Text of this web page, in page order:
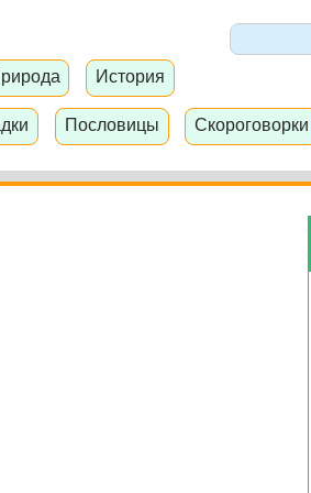
История
Пословицы Скороговорки